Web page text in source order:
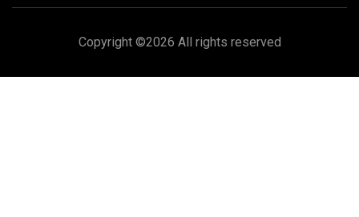
Copyright ©2026 All rights reserved